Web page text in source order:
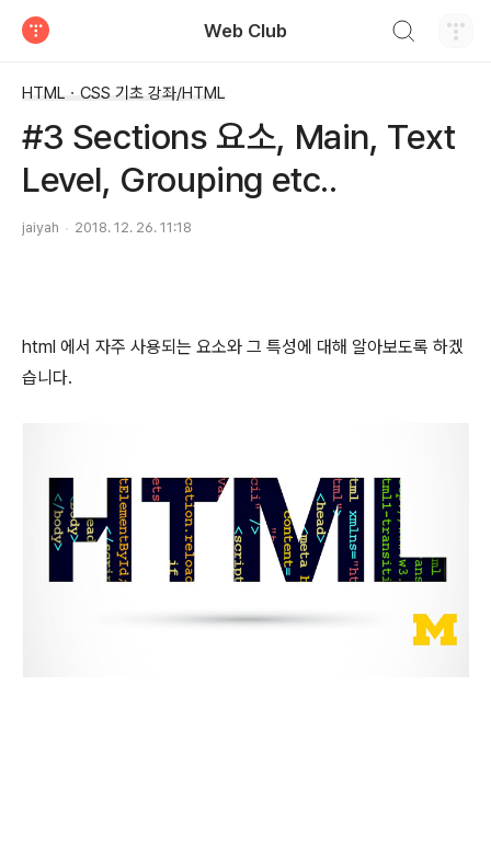
Web Club
HTMLㆍCSS 기초 강좌/HTML
#3 Sections 요소, Main, Text
Level, Grouping etc..
jaiyah 2018. 12. 26. 11:18
html 에서 자주 사용되는 요소와 그 특성에 대해 알아보도록 하겠
습니다.